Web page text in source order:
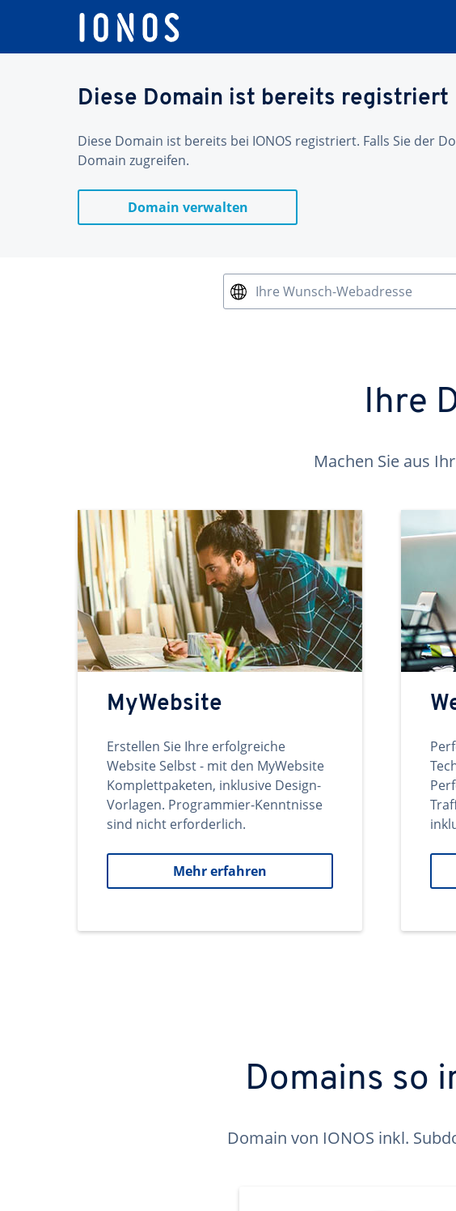
Diese Domain ist bereits registriert
Diese Domain ist bereits bei IONOS registriert. Falls Sie der
Domain zugreifen.
Domain verwalten
Ihre Wunsch-Webadresse
Ihre
Machen Sie aus
MyWebsite
Erstellen Sie Ihre erfolgreiche
Website Selbst - mit den MyWebsite
Komplettpaketen, inklusive Design-
Vorlagen. Programmier-Kenntnisse
sind nicht erforderlich.
Mehr erfahren
Domains so
Domain von IONOS inkl.